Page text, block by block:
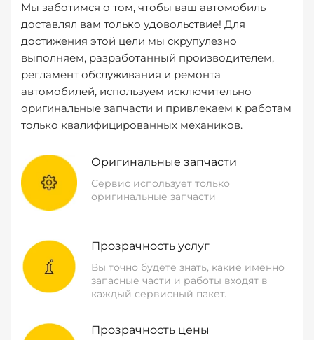
Мы заботимся о том, чтобы ваш автомобиль
доставлял вам только удовольствие! Для
достижения этой цели мы скрупулезно
выполняем, разработанный производителем,
регламент обслуживания и ремонта
автомобилей, используем исключительно
оригинальные запчасти и привлекаем к работам
только квалифицированных механиков.
Оригинальные запчасти
Сервис использует только
оригинальные запчасти
Прозрачность услуг
Вы точно будете знать, какие именно
запасные части и работы входят в
каждый сервисный пакет.
Прозрачность цены